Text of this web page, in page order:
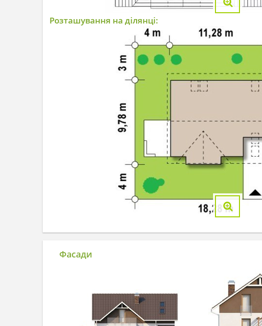
Розташування на ділянці:
Фасади